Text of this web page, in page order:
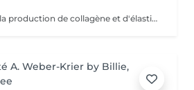
Ce traitement stimule la production de collagène et d'élastine grâce à de fines aiguilles, améliorant ainsi le teint, la fermeté et l'éclat de la peau. Son efficacité est décuplée lorsqu'il est associé à des substances régénératrices comme le PDRN , Les Cyto-Pep les Exosomes , qui favorisent la réparation tissulaire, l'hydratation et le renforcement de la peau. Même les jeunes de 20 à 30 ans peuvent bénéficier de ces traitements préventifs, appelés préjuvénition , pour conserver une peau ferme et élastique au fil du temps.